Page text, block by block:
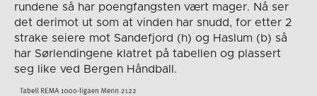
rundene så har poengfangsten vært mager. Nå ser
det derimot ut som at vinden har snudd, for etter 2
strake seiere mot Sandefjord (h) og Haslum (b) så
har Sørlendingene klatret på tabellen og plassert
seg like ved Bergen Håndball.